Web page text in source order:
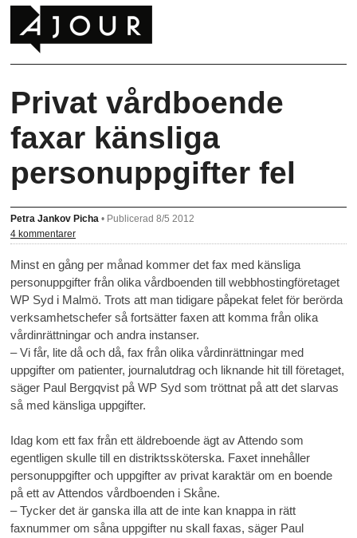
Privat vårdboende
faxar känsliga
personuppgifter fel
Petra Jankov Picha • Publicerad 8/5 2012
4 kommentarer
Minst en gång per månad kommer det fax med känsliga
personuppgifter från olika vårdboenden till webbhostingföretaget
WP Syd i Malmö. Trots att man tidigare påpekat felet för berörda
verksamhetschefer så fortsätter faxen att komma från olika
vårdinrättningar och andra instanser.
– Vi får, lite då och då, fax från olika vårdinrättningar med
uppgifter om patienter, journalutdrag och liknande hit till företaget,
säger Paul Bergqvist på WP Syd som tröttnat på att det slarvas
så med känsliga uppgifter.
Idag kom ett fax från ett äldreboende ägt av Attendo som
egentligen skulle till en distriktssköterska. Faxet innehåller
personuppgifter och uppgifter av privat karaktär om en boende
på ett av Attendos vårdboenden i Skåne.
– Tycker det är ganska illa att de inte kan knappa in rätt
faxnummer om såna uppgifter nu skall faxas, säger Paul